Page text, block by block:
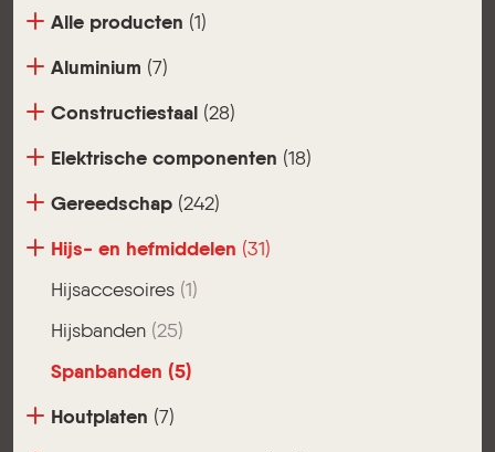
Alle producten (1)
Aluminium (7)
Constructiestaal (28)
Elektrische componenten (18)
Gereedschap (242)
Hijs- en hefmiddelen (31)
Hijsaccesoires (1)
Hijsbanden (25)
Spanbanden (5)
Houtplaten (7)